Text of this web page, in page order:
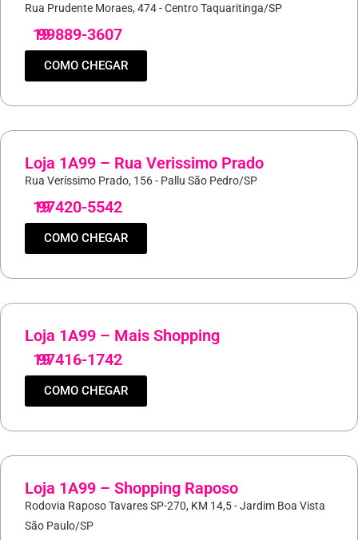
Rua Prudente Moraes, 474 - Centro Taquaritinga/SP
19
99889-3607
COMO CHEGAR
Loja 1A99 – Rua Verissimo Prado
Rua Veríssimo Prado, 156 - Pallu São Pedro/SP
19
97420-5542
COMO CHEGAR
Loja 1A99 – Mais Shopping
19
97416-1742
COMO CHEGAR
Loja 1A99 – Shopping Raposo
Rodovia Raposo Tavares SP-270, KM 14,5 - Jardim Boa Vista
São Paulo/SP